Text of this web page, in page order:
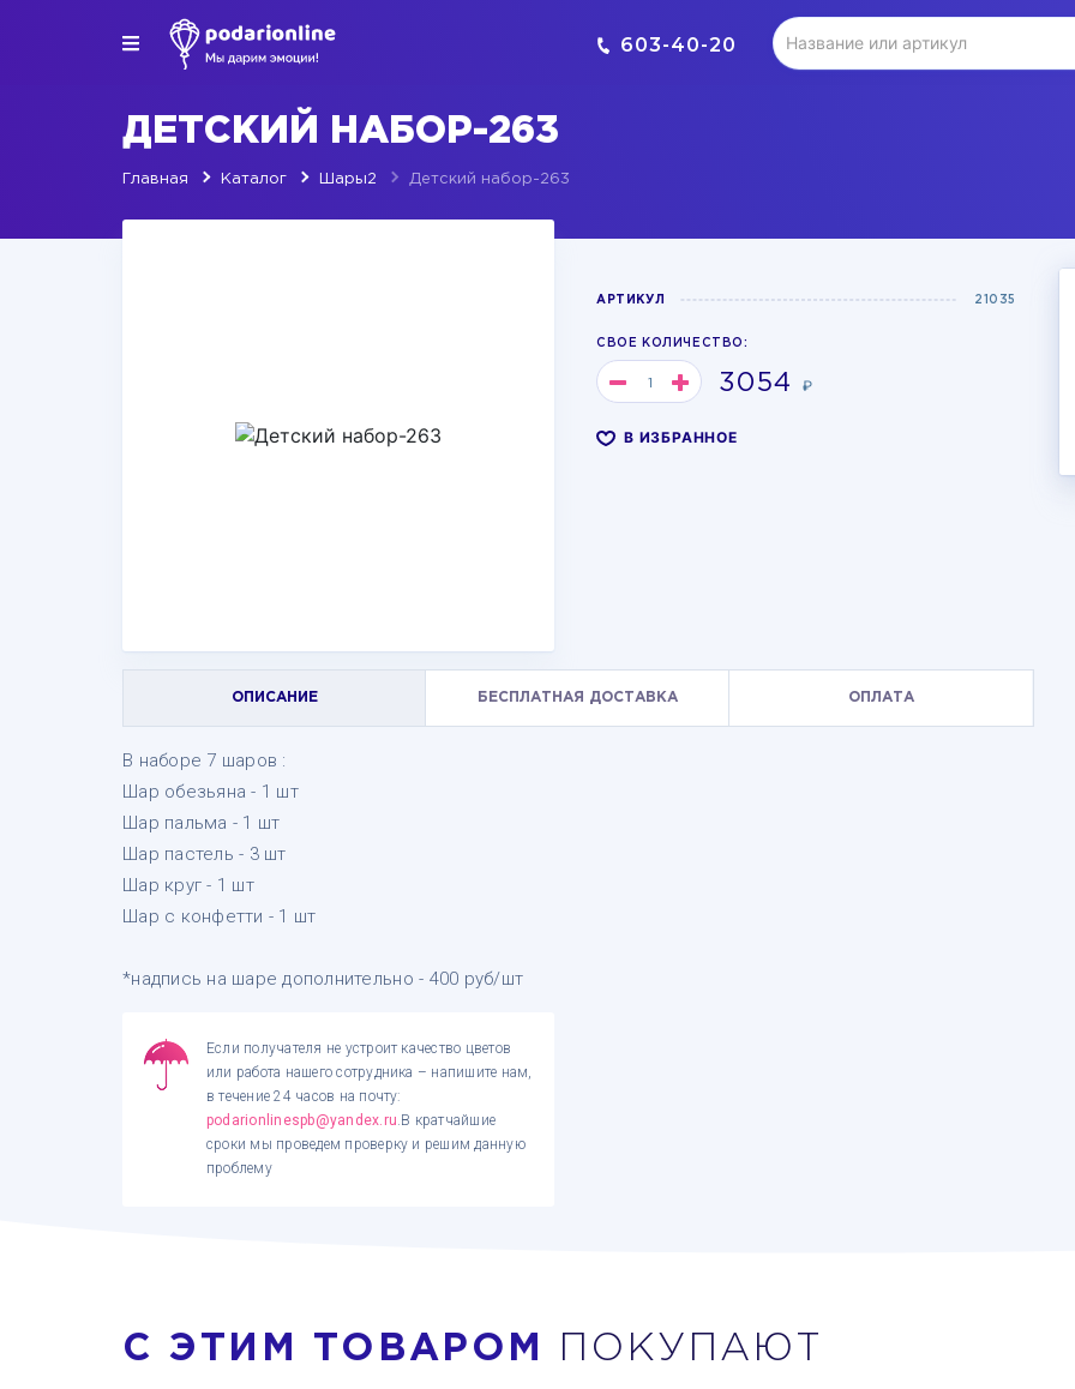
603-40-20
ДЕТСКИЙ НАБОР-263
Главная Каталог Шары2 Детский набор-263
АРТИКУЛ 21035
СВОЕ КОЛИЧЕСТВО:
3054 ₽
В ИЗБРАННОЕ
ОПИСАНИЕ БЕСПЛАТНАЯ ДОСТАВКА ОПЛАТА
В наборе 7 шаров :
Шар обезьяна - 1 шт
Шар пальма - 1 шт
Шар пастель - 3 шт
Шар круг - 1 шт
Шар с конфетти - 1 шт
*надпись на шаре дополнительно - 400 руб/шт
Если получателя не устроит качество цветов
или работа нашего сотрудника – напишите нам,
в течение 24 часов на почту:
podarionlinespb@yandex.ru.В кратчайшие
сроки мы проведем проверку и решим данную
проблему
С ЭТИМ ТОВАРОМ ПОКУПАЮТ